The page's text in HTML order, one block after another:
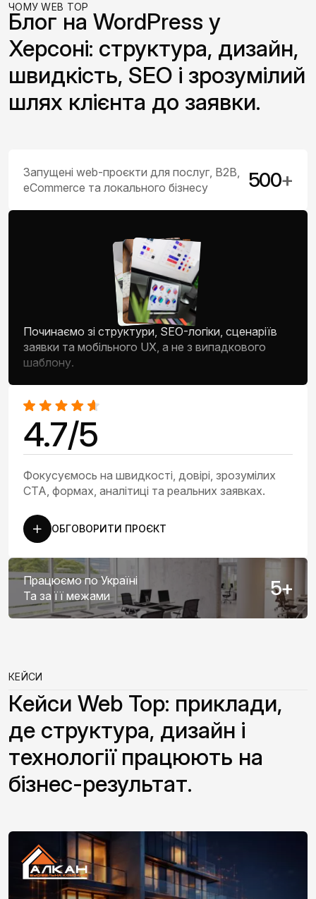
ЧОМУ WEB TOP
Блог на WordPress у
Херсоні: структура, дизайн,
швидкість, SEO і зрозумілий
шлях клієнта до заявки.
Запущені web-проєкти для послуг, B2B,
eCommerce та локального бізнесу
500+
Починаємо зі структури, SEO-логіки, сценаріїв
заявки та мобільного UX, а не з випадкового
шаблону.
4.7/5
Фокусуємось на швидкості, довірі, зрозумілих
CTA, формах, аналітиці та реальних заявках.
ОБГОВОРИТИ ПРОЄКТ
Працюємо по Україні
Та за її межами
5+
КЕЙСИ
Кейси Web Top: приклади,
де структура, дизайн і
технології працюють на
бізнес-результат.